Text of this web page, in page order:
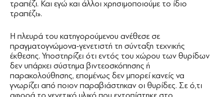
τραπέζι. Και εγώ και άλλοι χρησιμοποιούμε το ίδιο
τραπέζι».
Η πλευρά του κατηγορούμενου ανέθεσε σε
πραγματογνώμονα-γενετιστή τη σύνταξη τεχνικής
έκθεσης. Υποστηρίζει ότι εντός του χώρου των θυρίδων
δεν υπάρχει σύστημα βιντεοσκόπησης ή
παρακολούθησης, επομένως δεν μπορεί κανείς να
γνωρίζει από ποιον παραβιάστηκαν οι θυρίδες. Σε ό,τι